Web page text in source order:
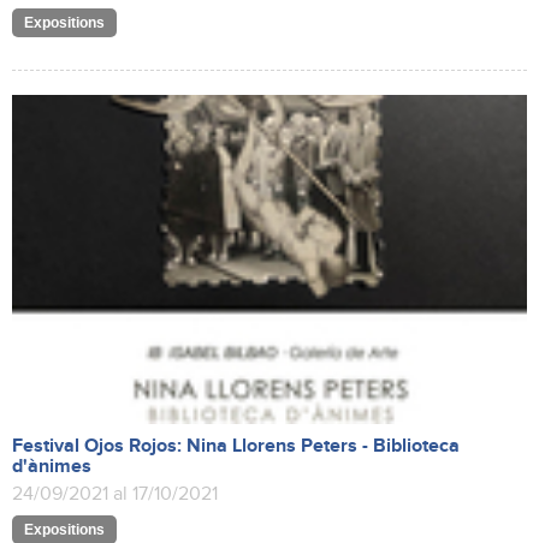
Expositions
Festival Ojos Rojos: Nina Llorens Peters - Biblioteca
d'ànimes
24/09/2021 al 17/10/2021
Expositions